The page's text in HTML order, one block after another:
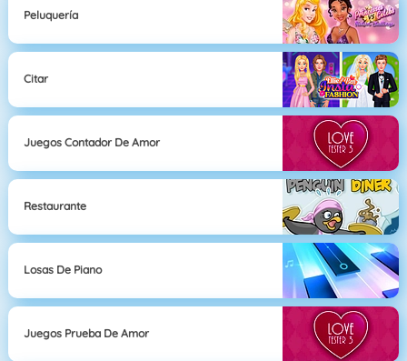
Peluquería
Citar
Juegos Contador De Amor
Restaurante
Losas De Piano
Juegos Prueba De Amor